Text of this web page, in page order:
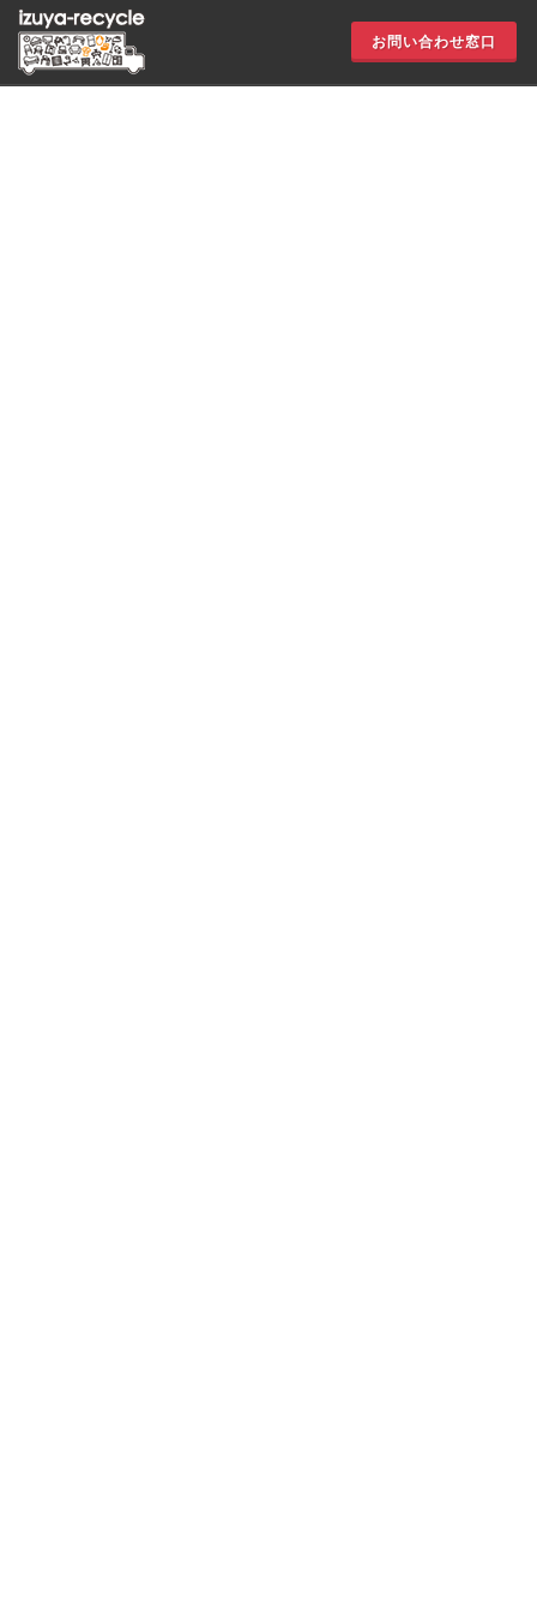
お問い合わせ窓口